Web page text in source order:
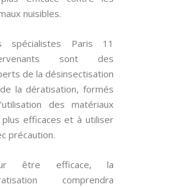
nuisibles.
spécialistes Paris 11
sont des
de la désinsectisation
la dératisation, formés
des matériaux
efficaces et à utiliser
précaution.
être efficace, la
comprendra